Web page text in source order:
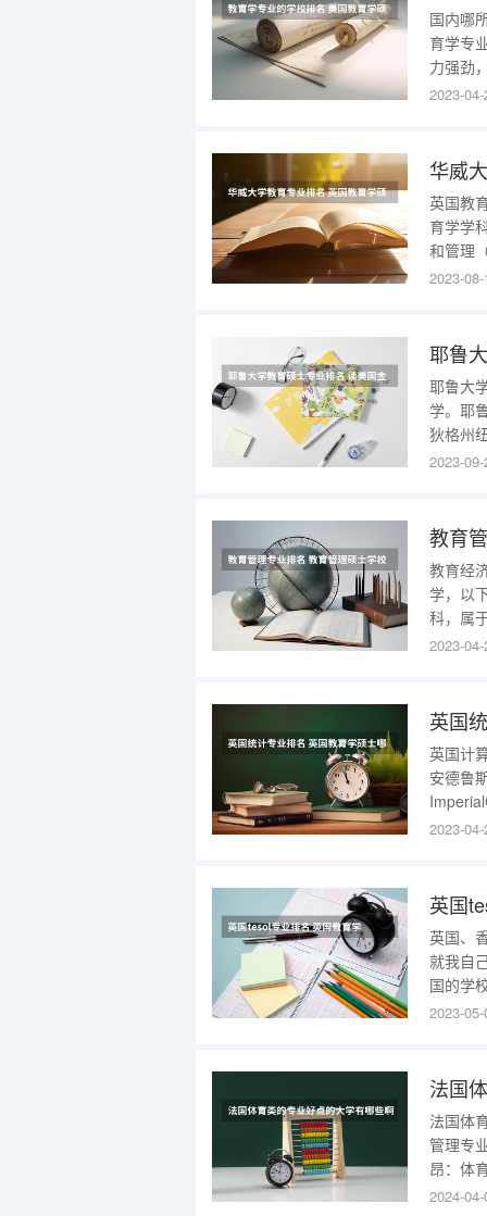
国内哪
育学专
力强劲
动站、
管理，
2023-
华威
英国教
育学学
和管理
（
2023-
耶鲁大
学。耶
狄格州
院"（
2023-
教育
教育经
学，以
科，属
与管理
可以
2023-
英国
英国计
安德鲁
2023-
英国
英国、
就我自
国的学
需要面
2023-
法国体
管理专
昂：体
动和管
2024-